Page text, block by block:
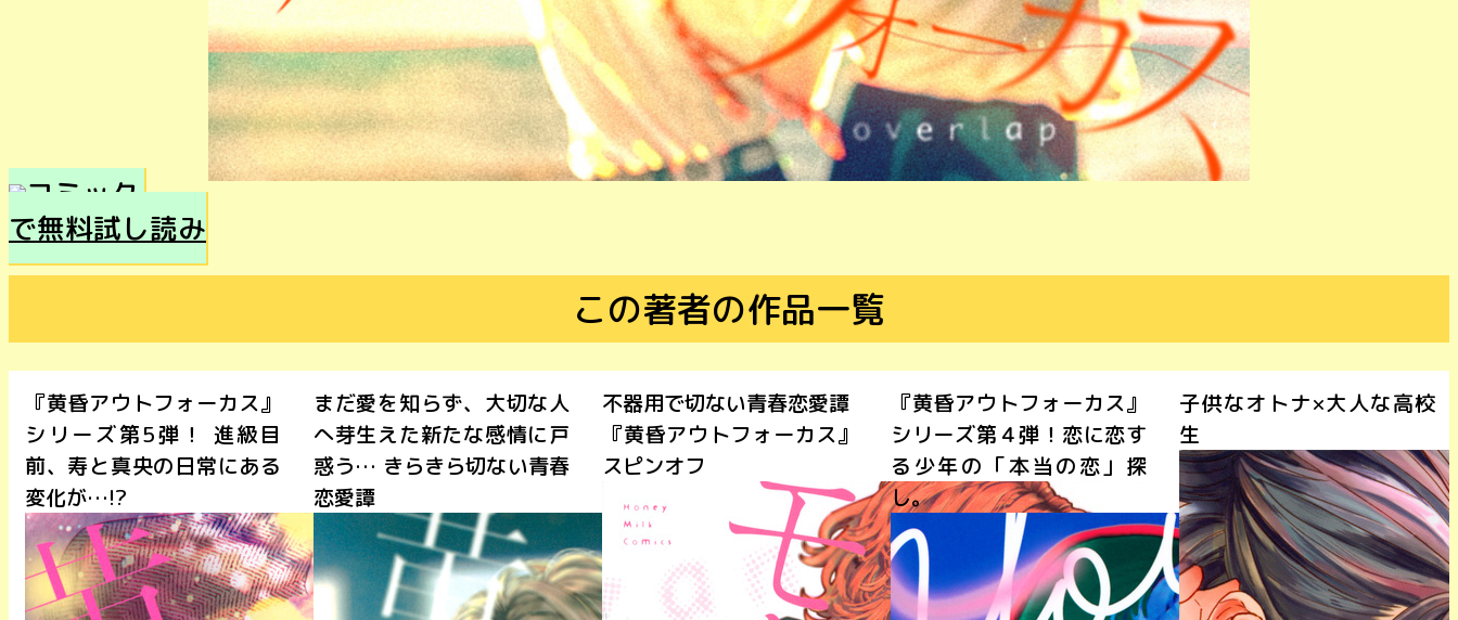
で無料試し読み
この著者の作品一覧
『黄昏アウトフォーカス』
シリーズ第5弾！ 進級目
前、寿と真央の日常にある
変化が…!?
まだ愛を知らず、大切な人
へ芽生えた新たな感情に戸
惑う… きらきら切ない青春
恋愛譚
不器用で切ない青春恋愛譚
『黄昏アウトフォーカス』
スピンオフ
『黄昏アウトフォーカス』
シリーズ第４弾！恋に恋す
る少年の「本当の恋」探
し。
子供なオトナ×大人な高校
生